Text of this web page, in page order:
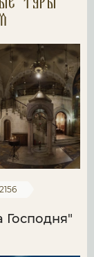
Господня"